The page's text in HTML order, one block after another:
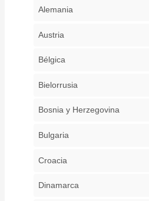
Alemania
Austria
Bélgica
Bielorrusia
Bosnia y Herzegovina
Bulgaria
Croacia
Dinamarca